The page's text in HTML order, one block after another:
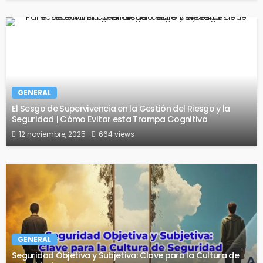
GENERAL
El Sesgo de Supervivencia en la Gestión del Riesgo y la
Seguridad | Cómo Evitar esta Trampa Cognitiva
12 noviembre, 2025 664 views
GENERAL
Seguridad Objetiva y Subjetiva: Clave para la Cultura de